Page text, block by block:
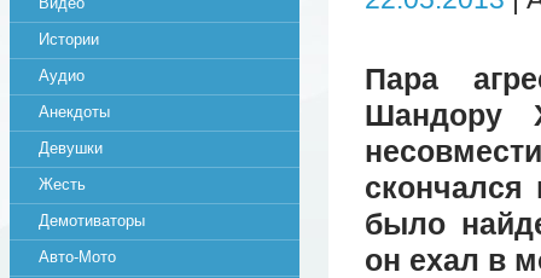
Пара
Шандору
было
он ехал в
Истории
Аудио
Анекдоты
Девушки
Жесть
Демотиваторы
Авто-Мото